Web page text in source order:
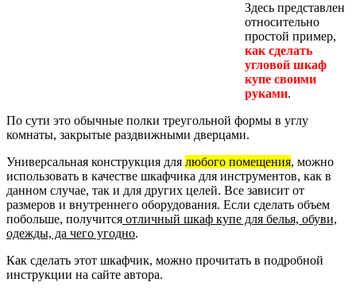
Здесь представлен
относительно
простой пример,
как сделать
угловой шкаф
купе своими
руками.
По сути это обычные полки треугольной формы в углу
комнаты, закрытые раздвижными дверцами.
Универсальная конструкция для любого помещения, можно
использовать в качестве шкафчика для инструментов, как в
данном случае, так и для других целей. Все зависит от
размеров и внутреннего оборудования. Если сделать объем
побольше, получится отличный шкаф купе для белья, обуви,
одежды, да чего угодно.
Как сделать этот шкафчик, можно прочитать в подробной
инструкции на сайте автора.